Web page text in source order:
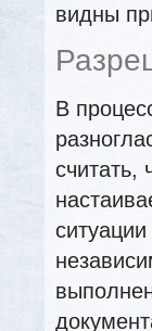
видны
В
считать,